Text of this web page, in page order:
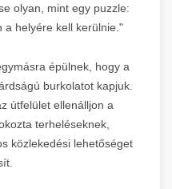
olyan, mint egy puzzle:
a helyére kell kerülnie."
épülnek, hogy a
burkolatot kapjuk.
útfelület ellenálljon a
terheléseknek,
közlekedési lehetőséget